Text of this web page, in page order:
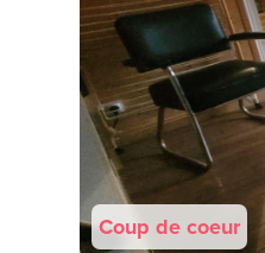
Coup de coeur